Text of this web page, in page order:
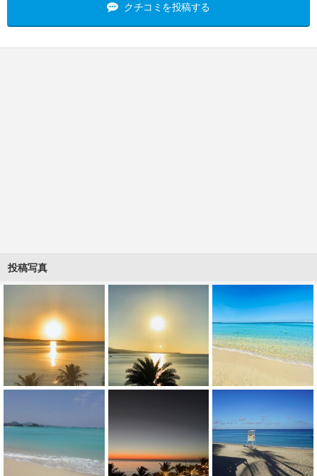
クチコミを投稿する
投稿写真